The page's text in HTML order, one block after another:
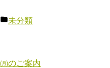
カ
ー:
未分類
のご案内